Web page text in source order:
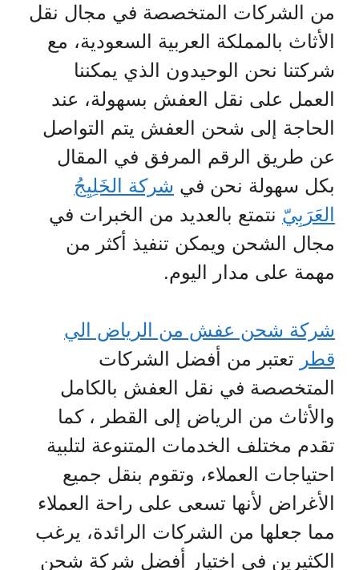
من الشركات المتخصصة في مجال نقل
الأثاث بالمملكة العربية السعودية، مع
شركتنا نحن الوحيدون الذي يمكننا
العمل على نقل العفش بسهولة، عند
الحاجة إلى شحن العفش يتم التواصل
عن طريق الرقم المرفق في المقال
بكل سهولة نحن في شركة الخَلِيِجُ
العَرَبِيّ نتمتع بالعديد من الخبرات في
مجال الشحن ويمكن تنفيذ أكثر من
مهمة على مدار اليوم.
شركة شحن عفش من الرياض الي
قطر تعتبر من أفضل الشركات
المتخصصة في نقل العفش بالكامل
والأثاث من الرياض إلى القطر ، كما
تقدم مختلف الخدمات المتنوعة لتلبية
احتياجات العملاء، وتقوم بنقل جميع
الأغراض لأنها تسعى على راحة العملاء
مما جعلها من الشركات الرائدة، يرغب
الكثيرين في اختيار أفضل شركة شحن